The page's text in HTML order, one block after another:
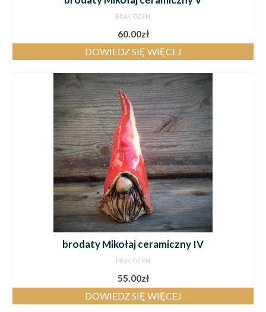
BRAK OCEN
60.00zł
DOWIEDZ SIĘ WIĘCEJ
brodaty Mikołaj ceramiczny IV
BRAK OCEN
55.00zł
DOWIEDZ SIĘ WIĘCEJ